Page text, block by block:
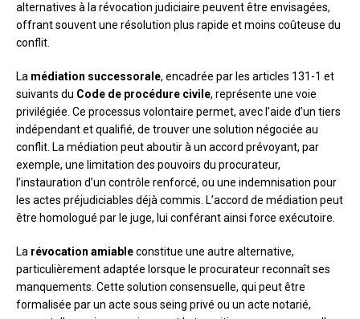
alternatives à la révocation judiciaire peuvent être envisagées,
offrant souvent une résolution plus rapide et moins coûteuse du
conflit.
La médiation successorale, encadrée par les articles 131-1 et
suivants du Code de procédure civile, représente une voie
privilégiée. Ce processus volontaire permet, avec l’aide d’un tiers
indépendant et qualifié, de trouver une solution négociée au
conflit. La médiation peut aboutir à un accord prévoyant, par
exemple, une limitation des pouvoirs du procurateur,
l’instauration d’un contrôle renforcé, ou une indemnisation pour
les actes préjudiciables déjà commis. L’accord de médiation peut
être homologué par le juge, lui conférant ainsi force exécutoire.
La révocation amiableconstitue une autre alternative,
particulièrement adaptée lorsque le procurateur reconnaît ses
manquements. Cette solution consensuelle, qui peut être
formalisée par un acte sous seing privé ou un acte notarié,